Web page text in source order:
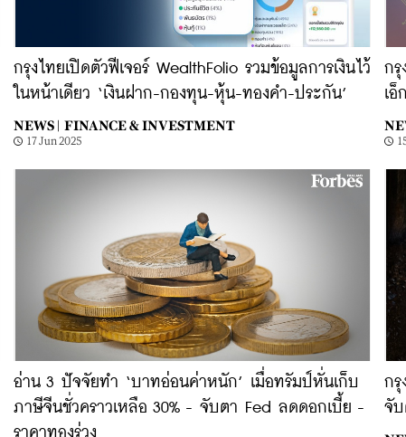
กรุงไทยเปิดตัวฟีเจอร์ WealthFolio รวมข้อมูลการเงินไว้
ในหน้าเดียว ‘เงินฝาก-กองทุน-หุ้น-ทองคำ-ประกัน’
NEWS | FINANCE & INVESTMENT
17 Jun 2025
กรุ
เ
อ่าน 3 ปัจจัยทำ ‘บาทอ่อนค่าหนัก’ เมื่อทรัมป์หั่นเก็บ
ภาษีจีนชั่วคราวเหลือ 30% - จับตา Fed ลดดอกเบี้ย -
ราคาทองร่วง
กรุ
จับ